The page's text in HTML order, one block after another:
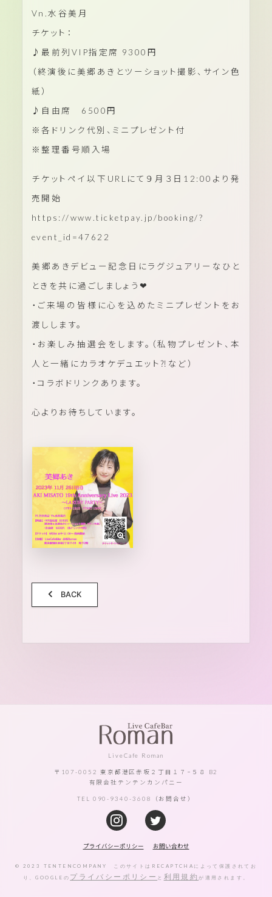
Vn.水谷美月
チケット：
♪最前列VIP指定席 9300円
（終演後に美郷あきとツーショット撮影、サイン色
紙）
♪自由席 6500円
※各ドリンク代別、ミニプレゼント付
※整理番号順入場
チケットペイ以下URLにて９月３日12:00より発
売開始
https://www.ticketpay.jp/booking/?
event_id=47622
美郷あきデビュー記念日にラグジュアリーなひと
ときを共に過ごしましょう❤
・ご来場の皆様に心を込めたミニプレゼントをお
渡しします。
・お楽しみ抽選会をします。（私物プレゼント、本
人と一緒にカラオケデュエット⁈など）
・コラボドリンクあります。
心よりお待ちしています。
BACK
LiveCafe Roman
〒107-0052 東京都港区赤坂２丁目１７−５８ B2
有限会社テンテンカンパニー
TEL 090-9340-3608（お問合せ）
プライバシーポリシー お問い合わせ
© 2023 TENTENCOMPANY このサイトはRECAPTCHAによって保護されてお
り、GOOGLEの プライバシーポリシー と 利用規約 が適用されます。